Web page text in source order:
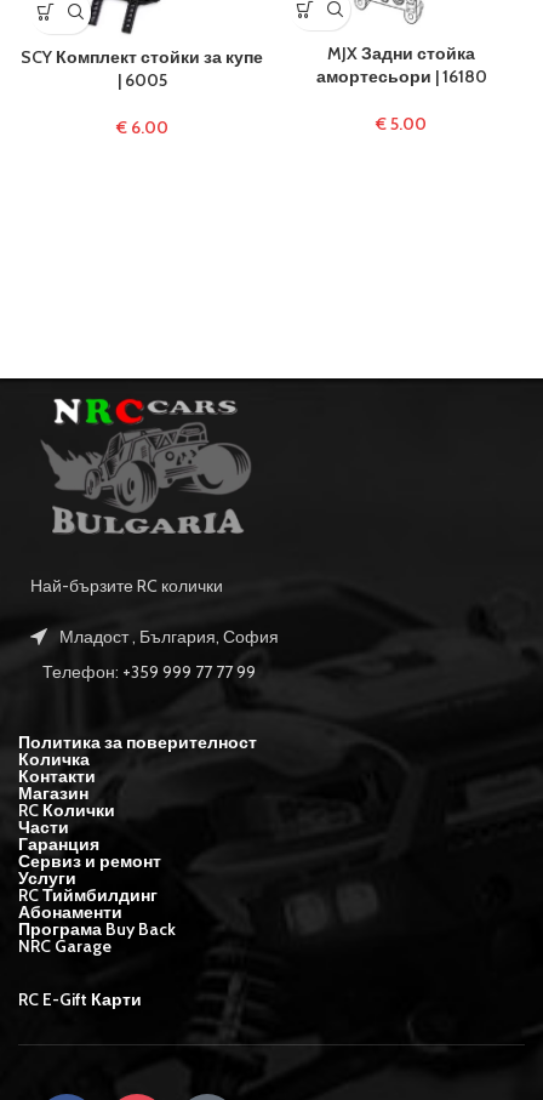
SCY Комплект стойки за купе
| 6005
€6.00
MJX Задни стойка
амортесьори | 16180
€5.00
Най-бързите RC колички
Младост , България, София
Телефон: +359 999 77 77 99
Политика за поверителност
Количка
Контакти
Магазин
RC Колички
Части
Гаранция
Сервиз и ремонт
Услуги
RC Тиймбилдинг
Абонаменти
Програма Buy Back
NRC Garage
RC E-Gift Карти